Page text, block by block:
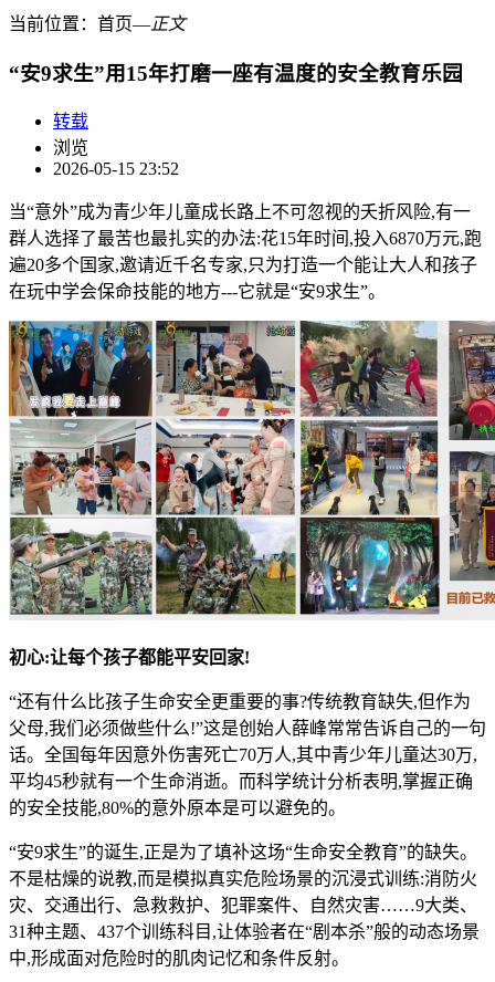
当前位置： 首页―正文
“安9求生”用15年打磨一座有温度的安全教育乐园
转载
浏览
2026-05-15 23:52
当“意外”成为青少年儿童成长路上不可忽视的夭折风险,有一
群人选择了最苦也最扎实的办法:花15年时间,投入6870万元,跑
遍20多个国家,邀请近千名专家,只为打造一个能让大人和孩子
在玩中学会保命技能的地方---它就是“安9求生”。
初心:让每个孩子都能平安回家!
“还有什么比孩子生命安全更重要的事?传统教育缺失,但作为
父母,我们必须做些什么!”这是创始人薛峰常常告诉自己的一句
话。全国每年因意外伤害死亡70万人,其中青少年儿童达30万,
平均45秒就有一个生命消逝。而科学统计分析表明,掌握正确
的安全技能,80%的意外原本是可以避免的。
“安9求生”的诞生,正是为了填补这场“生命安全教育”的缺失。
不是枯燥的说教,而是模拟真实危险场景的沉浸式训练:消防火
灾、交通出行、急救救护、犯罪案件、自然灾害……9大类、
31种主题、437个训练科目,让体验者在“剧本杀”般的动态场景
中,形成面对危险时的肌肉记忆和条件反射。